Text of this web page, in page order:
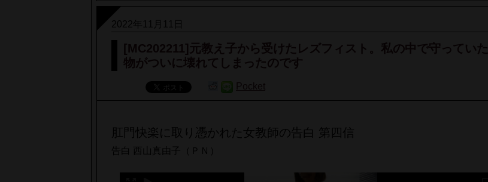
2022年11月11日
[MC202211]元教え子から受けたレズフィスト。私の中で守っていた
物がついに壊れてしまったのです
Pocket
肛門快楽に取り憑かれた女教師の告白 第四信
告白 西山真由子（ＰＮ）